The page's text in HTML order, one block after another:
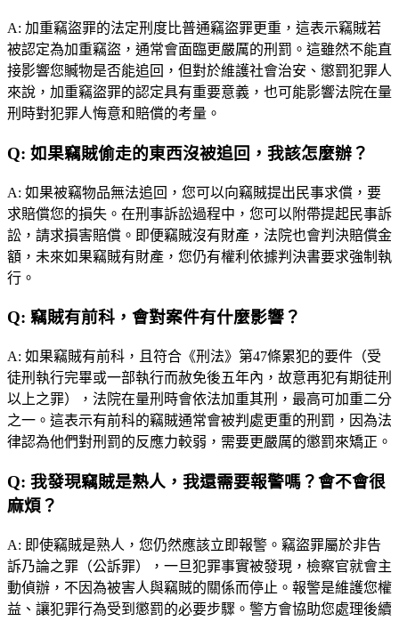
A: 加重竊盜罪的法定刑度比普通竊盜罪更重，這表示竊賊若
被認定為加重竊盜，通常會面臨更嚴厲的刑罰。這雖然不能直
接影響您贓物是否能追回，但對於維護社會治安、懲罰犯罪人
來說，加重竊盜罪的認定具有重要意義，也可能影響法院在量
刑時對犯罪人悔意和賠償的考量。
Q: 如果竊賊偷走的東西沒被追回，我該怎麼辦？
A: 如果被竊物品無法追回，您可以向竊賊提出民事求償，要
求賠償您的損失。在刑事訴訟過程中，您可以附帶提起民事訴
訟，請求損害賠償。即便竊賊沒有財產，法院也會判決賠償金
額，未來如果竊賊有財產，您仍有權利依據判決書要求強制執
行。
Q: 竊賊有前科，會對案件有什麼影響？
A: 如果竊賊有前科，且符合《刑法》第47條累犯的要件（受
徒刑執行完畢或一部執行而赦免後五年內，故意再犯有期徒刑
以上之罪），法院在量刑時會依法加重其刑，最高可加重二分
之一。這表示有前科的竊賊通常會被判處更重的刑罰，因為法
律認為他們對刑罰的反應力較弱，需要更嚴厲的懲罰來矯正。
Q: 我發現竊賊是熟人，我還需要報警嗎？會不會很
麻煩？
A: 即使竊賊是熟人，您仍然應該立即報警。竊盜罪屬於非告
訴乃論之罪（公訴罪），一旦犯罪事實被發現，檢察官就會主
動偵辦，不因為被害人與竊賊的關係而停止。報警是維護您權
益、讓犯罪行為受到懲罰的必要步驟。警方會協助您處理後續